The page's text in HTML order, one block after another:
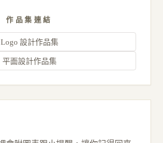
作品集連結
Logo 設計作品集
平面設計作品集